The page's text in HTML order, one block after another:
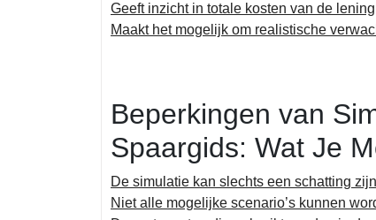
Geeft inzicht in totale kosten van de lening
Maakt het mogelijk om realistische
Beperkingen van
Spaargids: Wat Je
De simulatie kan slechts een schatting
Niet alle mogelijke scenario’s kunnen